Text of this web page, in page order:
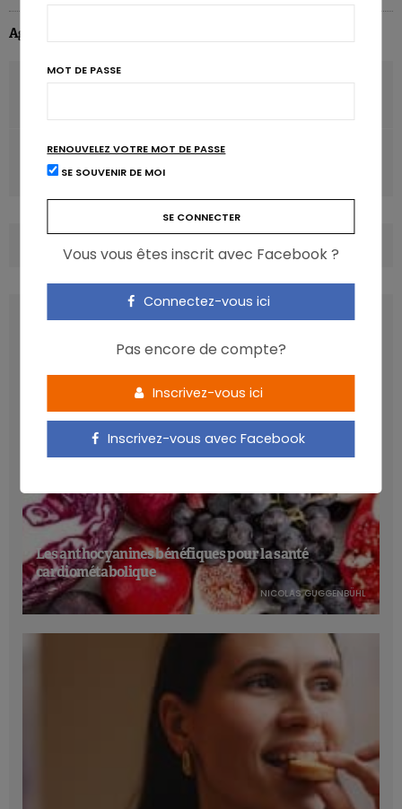
Agnes De Ruyter
ARTICLE PRÉCÉDENT
ARTICLE SUIVANT
Malaxer pour gérer l’envie de chocolat
LATEST POSTS
Les anthocyanines bénéfiques pour la santé
cardiométabolique
NICOLAS GUGGENBÜHL
MOT DE PASSE
RENOUVELEZ VOTRE MOT DE PASSE
SE SOUVENIR DE MOI
Vous vous êtes inscrit avec Facebook ?
Connectez-vous ici
Pas encore de compte?
Inscrivez-vous ici
Inscrivez-vous avec Facebook